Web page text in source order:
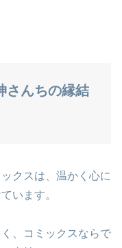
さんちの縁結
クスは、温かく心に
います。
、コミックスならで